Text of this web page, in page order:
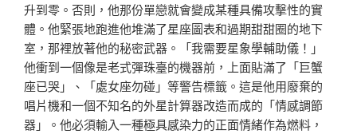
升到零。否則，他那份單戀就會變成某種具備攻擊性的實
體。他緊張地跑進他堆滿了星座圖表和過期甜甜圈的地下
室，那裡放著他的秘密武器。「我需要星象學輔助儀！」
他衝到一個像是老式彈珠臺的機器前，上面貼滿了「巨蟹
座已哭」、「處女座勿碰」等警告標籤。這是他用廢棄的
唱片機和一個不知名的外星計算器改造而成的「情感調節
器」。他必須輸入一種極具感染力的正面情緒作為燃料，